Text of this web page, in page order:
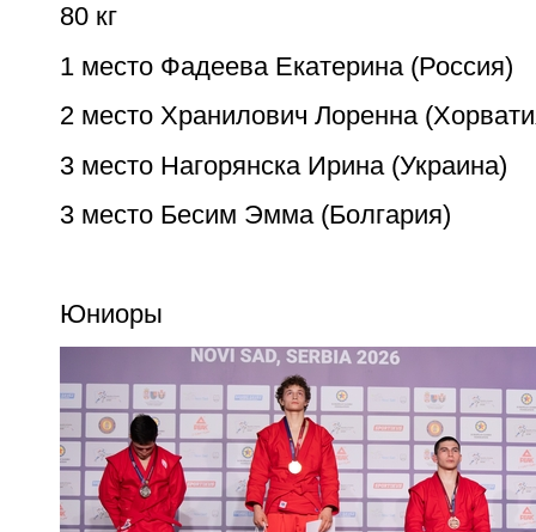
80 кг
1 место Фадеева Екатерина (Россия)
2 место Хранилович Лоренна
3 место Нагорянска Ирина (Украина)
3 место Бесим Эмма (Болгария)
Юниоры